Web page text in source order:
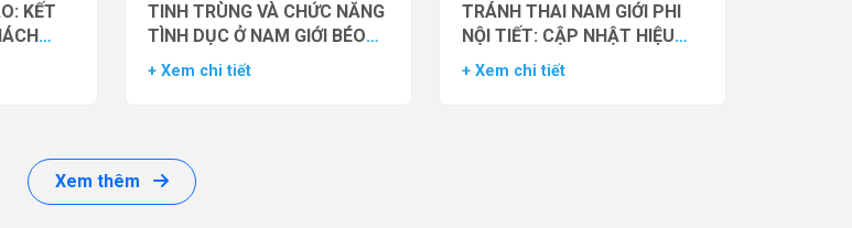
KẾT
TINH TRÙNG VÀ CHỨC NĂNG
TÌNH DỤC Ở NAM GIỚI BÉO
PHÌ BẰNG THUỐC ĐỒNG VẬN
+ Xem chi tiết
TRÁNH THAI NAM GIỚI PHI
NỘI TIẾT: CẬP NHẬT HIỆU
QUẢ THỬ NGHIỆM LÂM
+ Xem chi tiết
Xem thêm